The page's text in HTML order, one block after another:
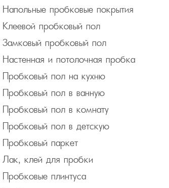
Напольные пробковые покрытия
Клеевой пробковый пол
Замковый пробковый пол
Настенная и потолочная пробка
Пробковый пол на кухню
Пробковый пол в ванную
Пробковый пол в комнату
Пробковый пол в детскую
Пробковый паркет
Лак, клей для пробки
Пробковые плинтуса